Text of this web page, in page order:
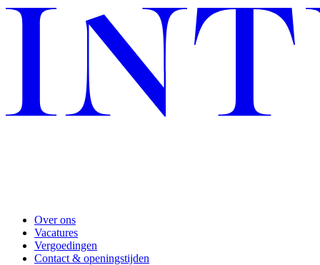
Over ons
Vacatures
Vergoedingen
Contact & openingstijden